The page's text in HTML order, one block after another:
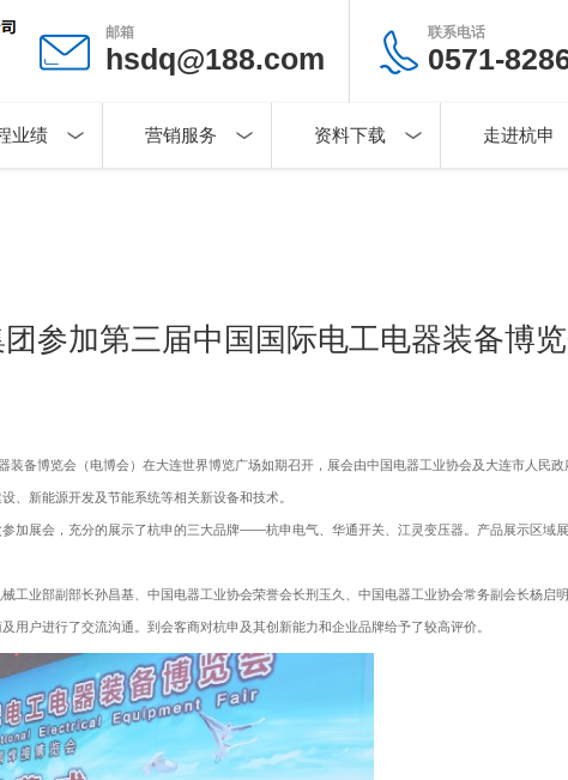
邮箱
hsdq@188.com
联系电话
0571-
业绩 营销服务 资料下载 走进杭申
参加第三届中国国际电工电器装备博
装备博览会（电博会）在大连世界博览广场如期召开，展会由中国电器工业协会及大连市人民
、新能源开发及节能系统等相关新设备和技术。
加展会，充分的展示了杭申的三大品牌——杭申电气、华通开关、江灵变压器。产品展示区域
工业部副部长孙昌基、中国电器工业协会荣誉会长刑玉久、中国电器工业协会常务副会长杨启
用户进行了交流沟通。到会客商对杭申及其创新能力和企业品牌给予了较高评价。